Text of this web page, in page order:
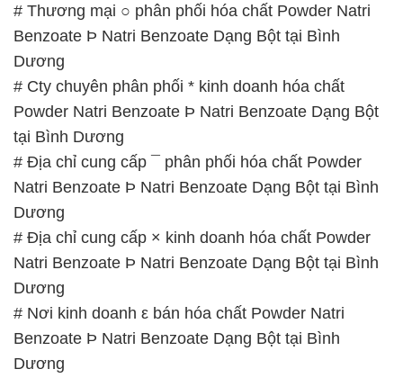
# Thương mại ○ phân phối hóa chất Powder Natri
Benzoate Þ Natri Benzoate Dạng Bột tại Bình
Dương
# Cty chuyên phân phối * kinh doanh hóa chất
Powder Natri Benzoate Þ Natri Benzoate Dạng Bột
tại Bình Dương
# Địa chỉ cung cấp ¯ phân phối hóa chất Powder
Natri Benzoate Þ Natri Benzoate Dạng Bột tại Bình
Dương
# Địa chỉ cung cấp × kinh doanh hóa chất Powder
Natri Benzoate Þ Natri Benzoate Dạng Bột tại Bình
Dương
# Nơi kinh doanh ε bán hóa chất Powder Natri
Benzoate Þ Natri Benzoate Dạng Bột tại Bình
Dương